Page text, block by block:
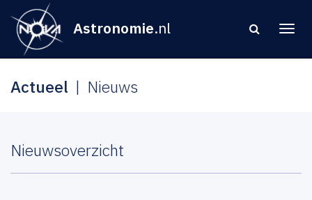
Astronomie.nl
Actueel Nieuws
Nieuwsoverzicht